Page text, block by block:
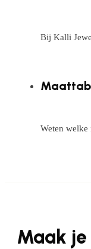
Bij Kalli
Weten welke
Maak